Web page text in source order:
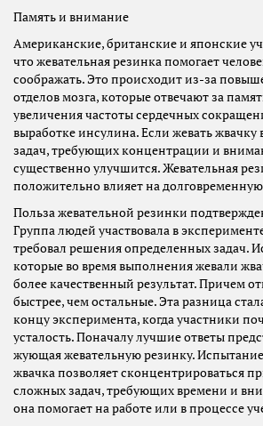
Память и внимание
Американские, британские и японские
что жевательная резинка помогает
соображать. Это происходит из-за
отделов мозга, которые отвечают за
увеличения частоты сердечных
выработке инсулина. Если жевать
задач, требующих концентрации и
существенно улучшится. Жевательная
положительно влияет на
Польза жевательной резинки
Группа людей участвовала в
требовал решения определенных задач.
которые во время выполнения жевали
более качественный результат. Причем
быстрее, чем остальные. Эта разница
концу эксперимента, когда участники
усталость. Поначалу лучшие ответы
жующая жевательную резинку.
жвачка позволяет сконцентрироваться
сложных задач, требующих времени и
она помогает на работе или в процессе